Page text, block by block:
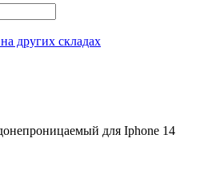
других складах
для Iphone 14